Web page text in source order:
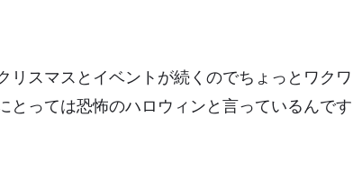
リスマスとイベントが続くのでちょっとワクワ
とっては恐怖のハロウィンと言っているんです